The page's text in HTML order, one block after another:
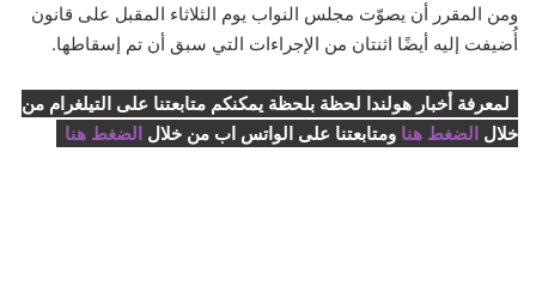
ومن المقرر أن يصوّت مجلس النواب يوم الثلاثاء المقبل على قانون
أُضيفت إليه أيضًا اثنتان من الإجراءات التي سبق أن تم إسقاطها.
لمعرفة أخبار هولندا لحظة بلحظة يمكنكم متابعتنا على التيلغرام من
خلال الضغط هنا ومتابعتنا على الواتس اب من خلال الضغط هنا